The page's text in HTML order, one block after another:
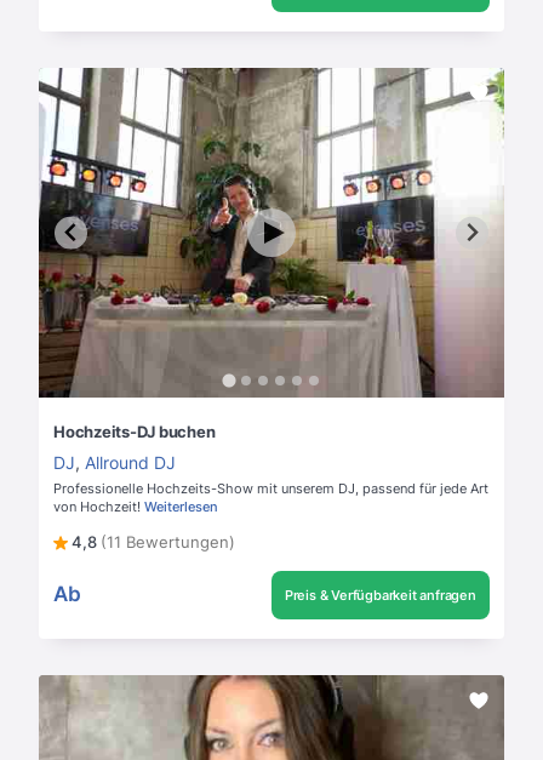
Hochzeits-DJ buchen
DJ, Allround DJ
Professionelle Hochzeits-Show mit unserem DJ, passend für jede Art
von Hochzeit! Weiterlesen
4,8 (11 Bewertungen)
Ab Preis & Verfügbarkeit anfragen